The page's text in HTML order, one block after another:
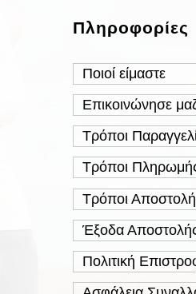
Πληροφορίες
Ποιοί είμαστε
Επικοινώνησε
Τρόποι
Τρόποι
Τρόποι
Έξοδα
Πολιτική